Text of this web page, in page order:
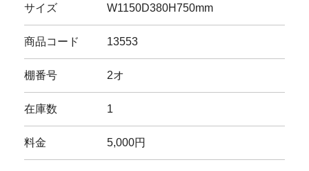
サイズ W1150D380H750mm
商品コード 13553
棚番号 2オ
在庫数 1
料金 5,000円